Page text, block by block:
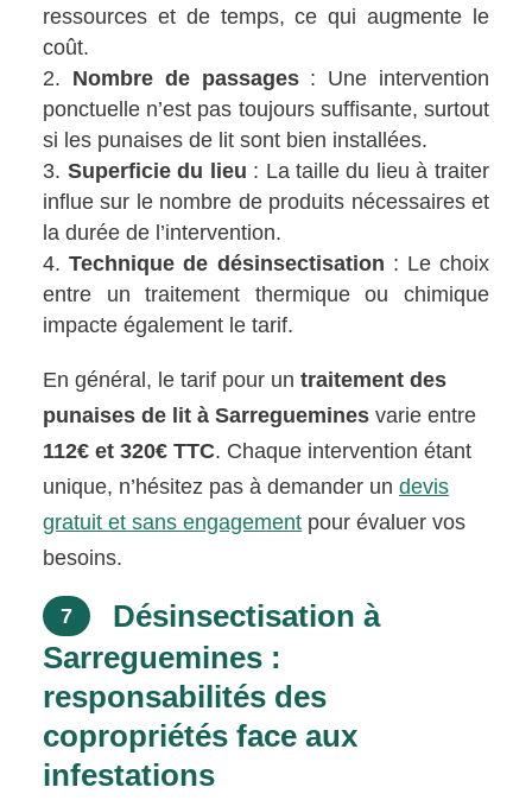
ressources et de temps, ce qui augmente le
coût.
Nombre de passages: Une intervention
ponctuelle n’est pas toujours suffisante, surtout
si les punaises de lit sont bien installées.
Superficie du lieu : La taille du lieu à traiter
influe sur le nombre de produits nécessaires et
la durée de l’intervention.
Technique de désinsectisation : Le choix
entre un traitement thermique ou chimique
impacte également le tarif.
En général, le tarif pour untraitement des
punaises de lit à Sarreguemines varie entre
112€ et 320€ TTC. Chaque intervention étant
unique, n’hésitez pas à demander undevis
gratuit et sans engagement pour évaluer vos
besoins.
7
Désinsectisation à
Sarreguemines :
responsabilités des
copropriétés face aux
infestations